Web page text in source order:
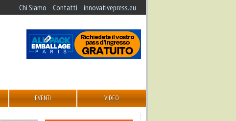
Chi Siamo Contatti innovativepress.eu
EVENTI VIDEO